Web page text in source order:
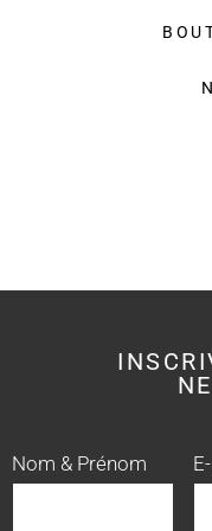
Nom & Prénom